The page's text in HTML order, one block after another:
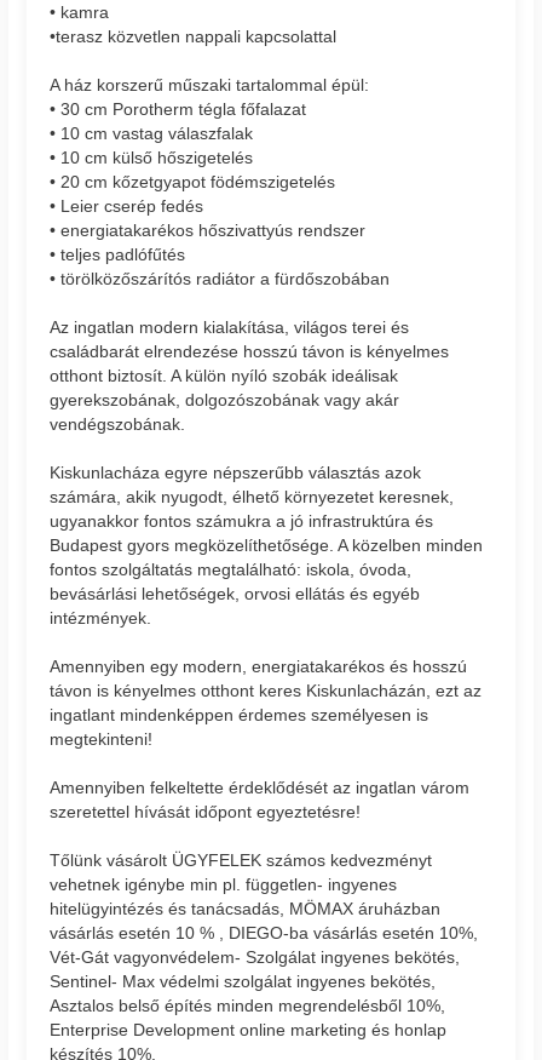
• kamra
•terasz közvetlen nappali kapcsolattal
A ház korszerű műszaki tartalommal épül:
• 30 cm Porotherm tégla főfalazat
• 10 cm vastag válaszfalak
• 10 cm külső hőszigetelés
• 20 cm kőzetgyapot födémszigetelés
• Leier cserép fedés
• energiatakarékos hőszivattyús rendszer
• teljes padlófűtés
• törölközőszárítós radiátor a fürdőszobában
Az ingatlan modern kialakítása, világos terei és
családbarát elrendezése hosszú távon is kényelmes
otthont biztosít. A külön nyíló szobák ideálisak
gyerekszobának, dolgozószobának vagy akár
vendégszobának.
Kiskunlacháza egyre népszerűbb választás azok
számára, akik nyugodt, élhető környezetet keresnek,
ugyanakkor fontos számukra a jó infrastruktúra és
Budapest gyors megközelíthetősége. A közelben minden
fontos szolgáltatás megtalálható: iskola, óvoda,
bevásárlási lehetőségek, orvosi ellátás és egyéb
intézmények.
Amennyiben egy modern, energiatakarékos és hosszú
távon is kényelmes otthont keres Kiskunlacházán, ezt az
ingatlant mindenképpen érdemes személyesen is
megtekinteni!
Amennyiben felkeltette érdeklődését az ingatlan várom
szeretettel hívását időpont egyeztetésre!
Tőlünk vásárolt ÜGYFELEK számos kedvezményt
vehetnek igénybe min pl. független- ingyenes
hitelügyintézés és tanácsadás, MÖMAX áruházban
vásárlás esetén 10 % , DIEGO-ba vásárlás esetén 10%,
Vét-Gát vagyonvédelem- Szolgálat ingyenes bekötés,
Sentinel- Max védelmi szolgálat ingyenes bekötés,
Asztalos belső építés minden megrendelésből 10%,
Enterprise Development online marketing és honlap
készítés 10%.